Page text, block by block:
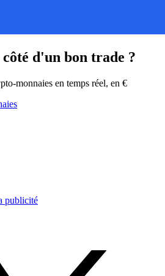
côté d'un bon trade ?
monnaies en temps réel, en €
publicité